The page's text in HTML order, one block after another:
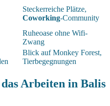
Steckerreiche Plätze,
Coworking-Community
Ruheoase ohne Wifi-
Zwang
Blick auf Monkey Forest,
Tierbegegnungen
Arbeiten in Balis